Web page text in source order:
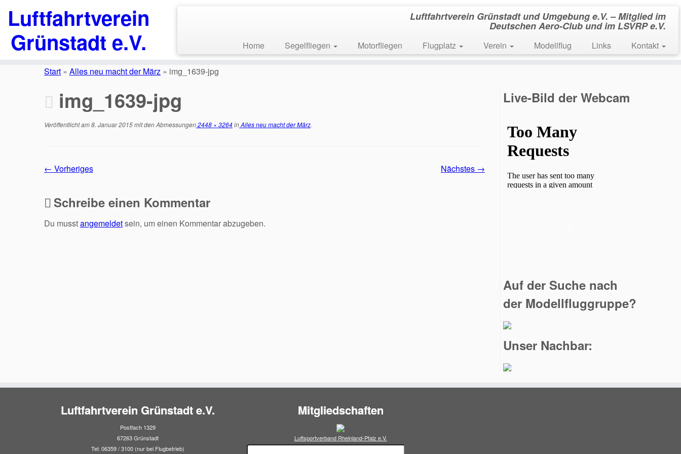
Luftfahrtverein
Grünstadt e.V.
Luftfahrtverein Grünstadt und Umgebung e.V. – Mitglied im
Deutschen Aero-Club und im LSVRP e.V.
Home Segelfliegen Motorfliegen Flugplatz Verein Modellflug Links Kontakt
Start » Alles neu macht der März » img_1639-jpg
img_1639-jpg
Veröffentlicht am8. Januar 2015mit den Abmessungen2448 × 3264inAlles neu macht der März.
← Vorheriges Nächstes →
Schreibe einen Kommentar
Du musstangemeldetsein, um einen Kommentar abzugeben.
Live-Bild der Webcam
Auf der Suche nach
der Modellfluggruppe?
Unser Nachbar:
Luftfahrtverein Grünstadt e.V.
Postfach 1329
67263 Grünstadt
Tel: 06359 / 3100 (nur bei Flugbetrieb)
Mitgliedschaften
Luftsportverband Rheinland-Pfalz e.V.
Suchen